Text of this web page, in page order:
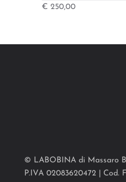
€ 250,00
© LABOBINA di Massaro
P.IVA 02083620472 | Cod.